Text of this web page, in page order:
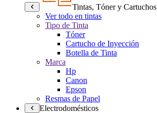
Tintas, Tóner y Cartuchos
Ver todo en tintas
Tipo de Tinta
Tóner
Cartucho de Inyección
Botella de Tinta
Marca
Hp
Canon
Epson
Resmas de Papel
Electrodomésticos